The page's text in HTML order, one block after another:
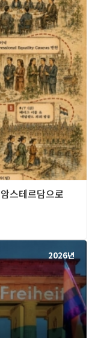
스테르담으로
2026년